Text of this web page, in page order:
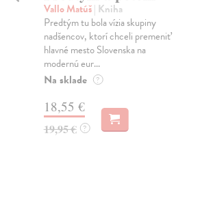
Vallo Matúš| Kniha
Predtým tu bola vízia skupiny
nadšencov, ktorí chceli premeniť
hlavné mesto Slovenska na
modernú eur...
Na sklade ?
18,55 €
19,95 € ?